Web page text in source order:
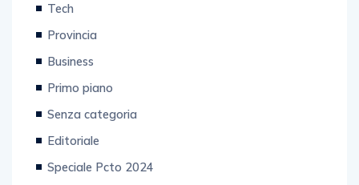
Provincia
Business
Primo piano
Senza categoria
Editoriale
Speciale Pcto 2024
sanità